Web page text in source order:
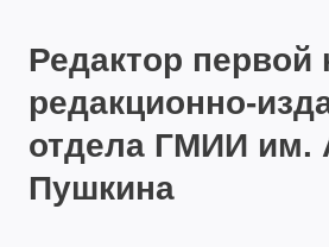
Редактор первой
редакционно-
отдела ГМИИ им.
Пушкина